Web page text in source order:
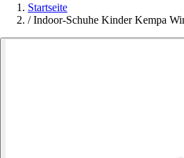
Startseite
/ Indoor-Schuhe Kinder Kempa